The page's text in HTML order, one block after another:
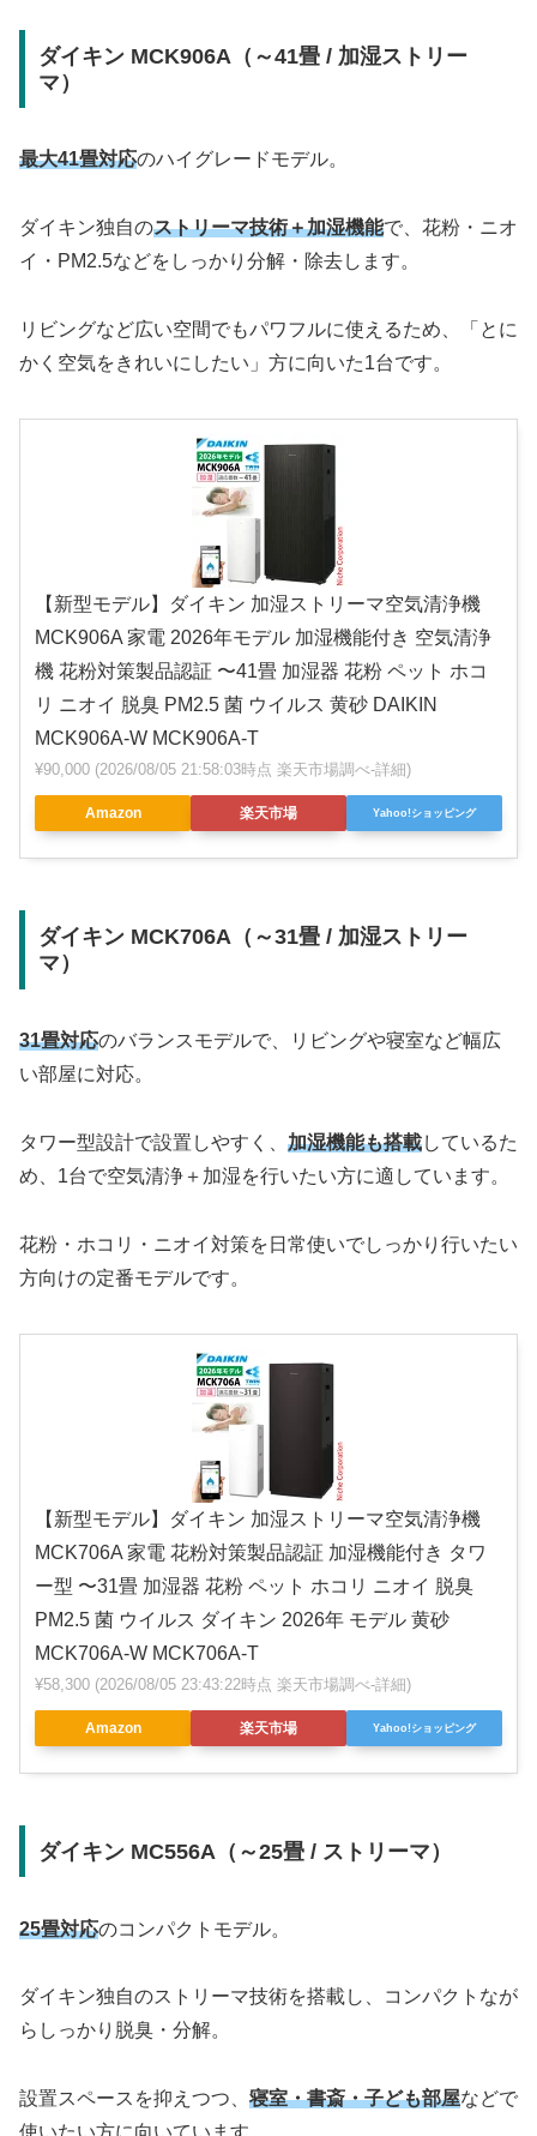
ダイキン MCK906A（～41畳 / 加湿ストリー
マ）
最大41畳対応のハイグレードモデル。
ダイキン独自のストリーマ技術＋加湿機能で、花粉・ニオ
イ・PM2.5などをしっかり分解・除去します。
リビングなど広い空間でもパワフルに使えるため、「とに
かく空気をきれいにしたい」方に向いた1台です。
【新型モデル】ダイキン 加湿ストリーマ空気清浄機
MCK906A 家電 2026年モデル 加湿機能付き 空気清浄
機 花粉対策製品認証 〜41畳 加湿器 花粉 ペット ホコ
リ ニオイ 脱臭 PM2.5 菌 ウイルス 黄砂 DAIKIN
MCK906A-W MCK906A-T
¥90,000 (2026/08/05 21:58:03時点 楽天市場調べ-詳細)
Amazon 楽天市場 Yahoo!ショッピング
ダイキン MCK706A（～31畳 / 加湿ストリー
マ）
31畳対応のバランスモデルで、リビングや寝室など幅広
い部屋に対応。
タワー型設計で設置しやすく、 加湿機能も搭載しているた
め、1台で空気清浄＋加湿を行いたい方に適しています。
花粉・ホコリ・ニオイ対策を日常使いでしっかり行いたい
方向けの定番モデルです。
【新型モデル】ダイキン 加湿ストリーマ空気清浄機
MCK706A 家電 花粉対策製品認証 加湿機能付き タワ
ー型 〜31畳 加湿器 花粉 ペット ホコリ ニオイ 脱臭
PM2.5 菌 ウイルス ダイキン 2026年 モデル 黄砂
MCK706A-W MCK706A-T
¥58,300 (2026/08/05 23:43:22時点 楽天市場調べ-詳細)
Amazon 楽天市場 Yahoo!ショッピング
ダイキン MC556A（～25畳 / ストリーマ）
25畳対応のコンパクトモデル。
ダイキン独自のストリーマ技術を搭載し、コンパクトなが
らしっかり脱臭・分解。
設置スペースを抑えつつ、 寝室・書斎・子ども部屋などで